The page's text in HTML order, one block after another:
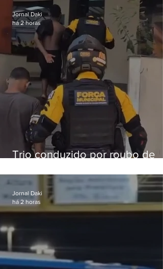
Trio conduzido por roubo de
passagens
Jornal Daki
há 2 horas
Jornal Daki
há 2 horas